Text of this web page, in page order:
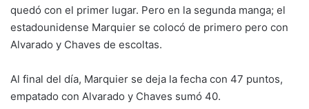
quedó con el primer lugar. Pero en la segunda manga; el
estadounidense Marquier se colocó de primero pero con
Alvarado y Chaves de escoltas.
Al final del día, Marquier se deja la fecha con 47 puntos,
empatado con Alvarado y Chaves sumó 40.